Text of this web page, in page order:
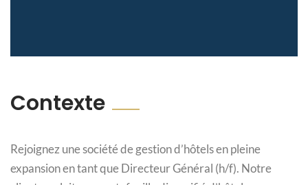
Contexte
Rejoignez une société de gestion d’hôtels en pleine
expansion en tant que Directeur Général (h/f). Notre